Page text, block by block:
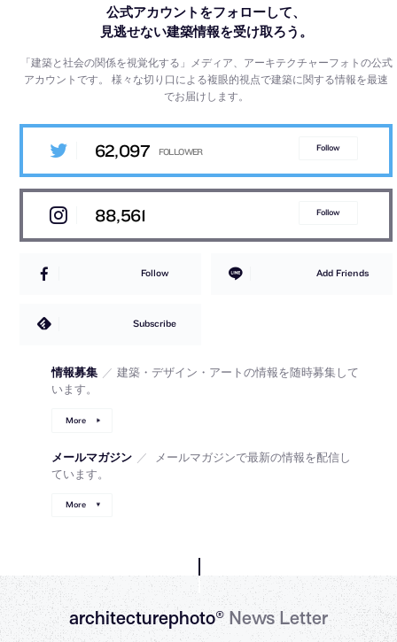
公式アカウントをフォローして、
見逃せない建築情報を受け取ろう。
「建築と社会の関係を視覚化する」メディア、アーキテクチャーフォトの公式
アカウントです。様々な切り口による複眼的視点で建築に関する情報を最速
でお届けします。
62,097 Follow
88,561 Follow
Follow Add Friends
Subscribe
情報募集 ／ 建築・デザイン・アートの情報を随時募集して
います。
More
メールマガジン ／
メールマガジンで最新の情報を配信し
ています。
More
architecturephoto®News Letter